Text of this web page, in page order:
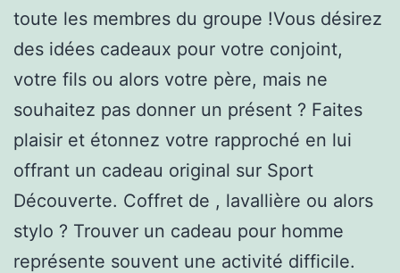
toute les membres du groupe !Vous désirez
des idées cadeaux pour votre conjoint,
votre fils ou alors votre père, mais ne
souhaitez pas donner un présent ? Faites
plaisir et étonnez votre rapproché en lui
offrant un cadeau original sur Sport
Découverte. Coffret de , lavallière ou alors
stylo ? Trouver un cadeau pour homme
représente souvent une activité difficile.